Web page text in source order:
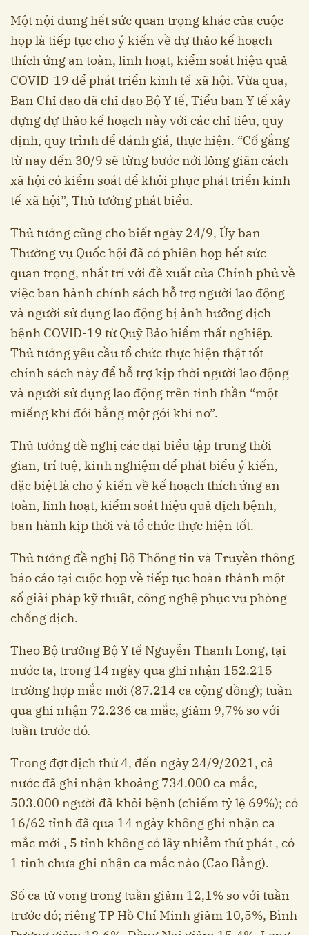
Một nội dung hết sức quan trọng khác của cuộc
họp là tiếp tục cho ý kiến về dự thảo kế hoạch
thích ứng an toàn, linh hoạt, kiểm soát hiệu quả
COVID-19 để phát triển kinh tế-xã hội. Vừa qua,
Ban Chỉ đạo đã chỉ đạo Bộ Y tế, Tiểu ban Y tế xây
dựng dự thảo kế hoạch này với các chỉ tiêu, quy
định, quy trình để đánh giá, thực hiện. “Cố gắng
từ nay đến 30/9 sẽ từng bước nới lỏng giãn cách
xã hội có kiểm soát để khôi phục phát triển kinh
tế-xã hội”, Thủ tướng phát biểu.
Thủ tướng cũng cho biết ngày 24/9, Ủy ban
Thường vụ Quốc hội đã có phiên họp hết sức
quan trọng, nhất trí với đề xuất của Chính phủ về
việc ban hành chính sách hỗ trợ người lao động
và người sử dụng lao động bị ảnh hưởng dịch
bệnh COVID-19 từ Quỹ Bảo hiểm thất nghiệp.
Thủ tướng yêu cầu tổ chức thực hiện thật tốt
chính sách này để hỗ trợ kịp thời người lao động
và người sử dụng lao động trên tinh thần “một
miếng khi đói bằng một gói khi no”.
Thủ tướng đề nghị các đại biểu tập trung thời
gian, trí tuệ, kinh nghiệm để phát biểu ý kiến,
đặc biệt là cho ý kiến về kế hoạch thích ứng an
toàn, linh hoạt, kiểm soát hiệu quả dịch bệnh,
ban hành kịp thời và tổ chức thực hiện tốt.
Thủ tướng đề nghị Bộ Thông tin và Truyền thông
báo cáo tại cuộc họp về tiếp tục hoàn thành một
số giải pháp kỹ thuật, công nghệ phục vụ phòng
chống dịch.
Theo Bộ trưởng Bộ Y tế Nguyễn Thanh Long, tại
nước ta, trong 14 ngày qua ghi nhận 152.215
trường hợp mắc mới (87.214 ca cộng đồng); tuần
qua ghi nhận 72.236 ca mắc, giảm 9,7% so với
tuần trước đó.
Trong đợt dịch thứ 4, đến ngày 24/9/2021, cả
nước đã ghi nhận khoảng 734.000 ca mắc,
503.000 người đã khỏi bệnh (chiếm tỷ lệ 69%); có
16/62 tỉnh đã qua 14 ngày không ghi nhận ca
mắc mới , 5 tỉnh không có lây nhiễm thứ phát , có
1 tỉnh chưa ghi nhận ca mắc nào (Cao Bằng).
Số ca tử vong trong tuần giảm 12,1% so với tuần
trước đó; riêng TP Hồ Chí Minh giảm 10,5%, Bình